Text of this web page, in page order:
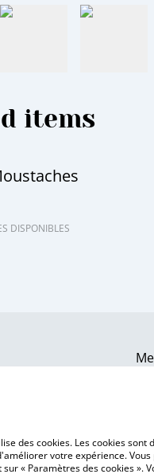
items
DISPONIBLES
des cookies. Les cookies
votre expérience.
« Paramètres des cookies ».